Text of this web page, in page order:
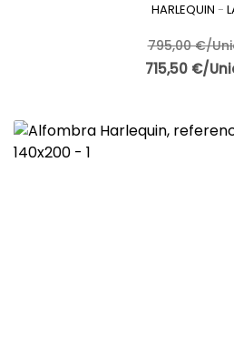
HARLEQUIN -
795,00 €/
715,50 €/